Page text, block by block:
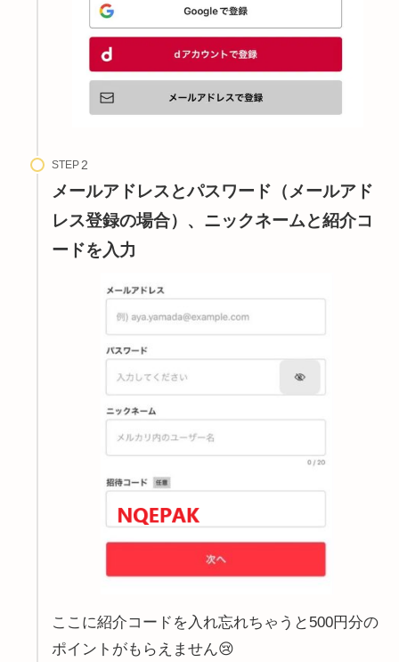
STEP
メールアドレスとパスワード（メールアド
レス登録の場合）、ニックネームと紹介コ
ードを入力
ここに紹介コードを入れ忘れちゃうと500円分の
ポイントがもらえません😢